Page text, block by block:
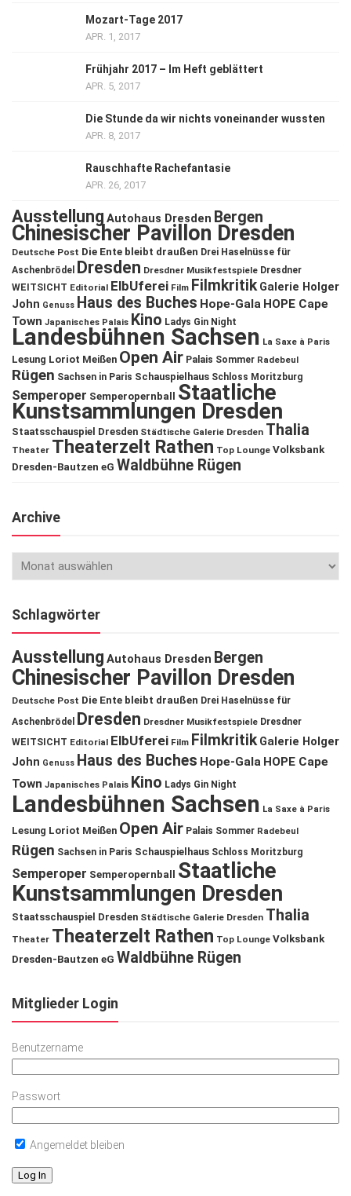
Mozart-Tage 2017
APR. 1, 2017
Frühjahr 2017 – Im Heft geblättert
APR. 5, 2017
Die Stunde da wir nichts voneinander wussten
APR. 8, 2017
Rauschhafte Rachefantasie
APR. 26, 2017
Ausstellung Autohaus Dresden Bergen
Chinesischer Pavillon Dresden
Deutsche Post Die Ente bleibt draußen Drei Haselnüsse für
Aschenbrödel
Dresden Dresdner Musikfestspiele Dresdner
WEITSICHT Editorial ElbUferei Film Filmkritik Galerie Holger
John Genuss Haus des Buches Hope-Gala HOPE Cape
Town Japanisches Palais Kino Ladys Gin Night
Landesbühnen Sachsen La Saxe à Paris
Lesung Loriot Meißen Open Air Palais Sommer Radebeul
Rügen Sachsen in Paris Schauspielhaus Schloss Moritzburg
Semperoper Semperopernball Staatliche
Kunstsammlungen Dresden
Staatsschauspiel Dresden Städtische Galerie Dresden Thalia
Theater Theaterzelt Rathen Top Lounge Volksbank
Dresden-Bautzen eG Waldbühne Rügen
Archive
Schlagwörter
Ausstellung Autohaus Dresden Bergen
Chinesischer Pavillon Dresden
Deutsche Post Die Ente bleibt draußen Drei Haselnüsse für
Aschenbrödel
Dresden Dresdner Musikfestspiele Dresdner
WEITSICHT Editorial ElbUferei Film Filmkritik Galerie Holger
John Genuss Haus des Buches Hope-Gala HOPE Cape
Town Japanisches Palais Kino Ladys Gin Night
Landesbühnen Sachsen La Saxe à Paris
Lesung Loriot Meißen Open Air Palais Sommer Radebeul
Rügen Sachsen in Paris Schauspielhaus Schloss Moritzburg
Semperoper Semperopernball
Staatliche
Kunstsammlungen Dresden
Staatsschauspiel Dresden Städtische Galerie Dresden Thalia
Theater Theaterzelt Rathen Top Lounge Volksbank
Dresden-Bautzen eG Waldbühne Rügen
Mitglieder Login
Benutzername
Passwort
Angemeldet bleiben